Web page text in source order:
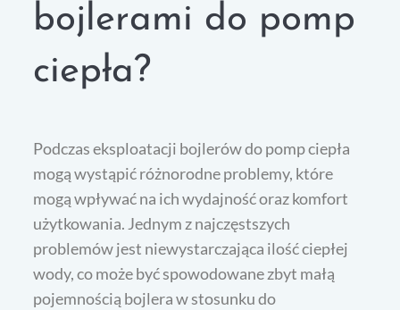
bojlerami do pomp
ciepła?
Podczas eksploatacji bojlerów do pomp ciepła
mogą wystąpić różnorodne problemy, które
mogą wpływać na ich wydajność oraz komfort
użytkowania. Jednym z najczęstszych
problemów jest niewystarczająca ilość ciepłej
wody, co może być spowodowane zbyt małą
pojemnością bojlera w stosunku do